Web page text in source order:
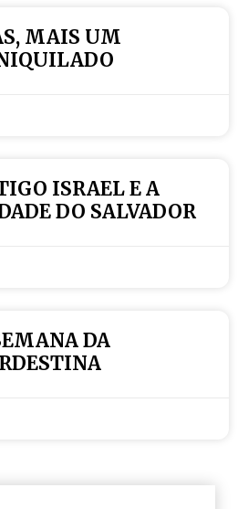
MAIS UM
ISRAEL E A
DO SALVADOR
DA